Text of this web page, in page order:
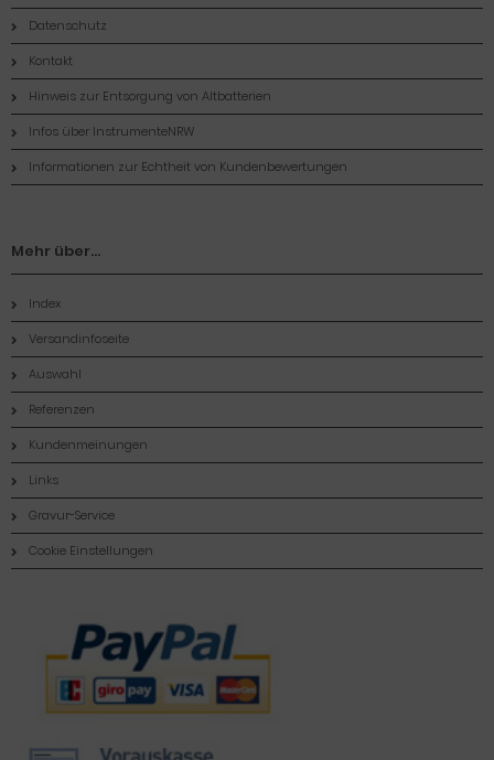
Datenschutz
Kontakt
Hinweis zur Entsorgung von Altbatterien
Infos über InstrumenteNRW
Informationen zur Echtheit von Kundenbewertungen
Mehr über...
Index
Versandinfoseite
Auswahl
Referenzen
Kundenmeinungen
Links
Gravur-Service
Cookie Einstellungen
Zahlungsmethoden